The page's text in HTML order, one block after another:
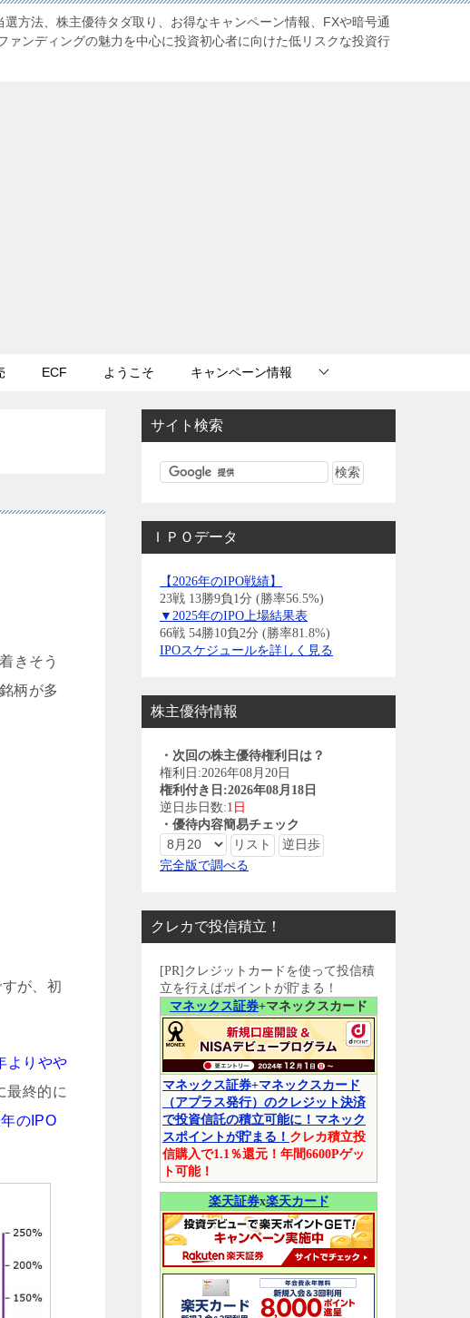
選方法、株主優待タダ取り、お得なキャンペーン情報、FXや暗号通
ァンディングの魅力を中心に投資初心者に向けた低リスクな投資行
ECF ようこそ キャンペーン情報
きそう
柄が多
が、初
よりやや
最終的に
のIPO
サイト検索
ＩＰＯデータ
【2026年のIPO戦績】
23戦 13勝9負1分 (勝率56.5%)
▼2025年のIPO上場結果表
66戦 54勝10負2分 (勝率81.8%)
IPOスケジュールを詳しく見る
株主優待情報
・次回の株主優待権利日は？
権利日:2026年08月20日
権利付き日:2026年08月18日
逆日歩日数:1日
・優待内容簡易チェック
完全版で調べる
クレカで投信積立！
[PR]クレジットカードを使って投信積
立を行えばポイントが貯まる！
マネックス証券+マネックスカード
マネックス証券+マネックスカード
（アプラス発行）のクレジット決済
で投資信託の積立可能に！マネック
スポイントが貯まる！ クレカ積立投
信購入で1.1％還元！年間6600Pゲッ
ト可能！
楽天証券x楽天カード